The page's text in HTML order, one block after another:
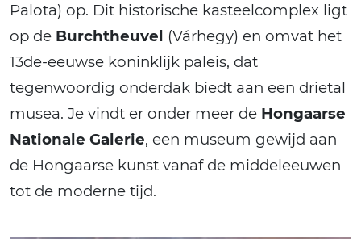
Palota) op. Dit historische kasteelcomplex ligt
op de Burchtheuvel (Várhegy) en omvat het
13de-eeuwse koninklijk paleis, dat
tegenwoordig onderdak biedt aan een drietal
musea. Je vindt er onder meer de Hongaarse
Nationale Galerie, een museum gewijd aan
de Hongaarse kunst vanaf de middeleeuwen
tot de moderne tijd.